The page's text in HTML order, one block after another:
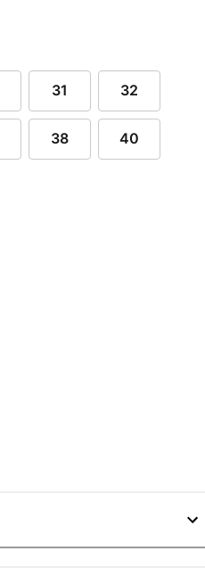
31 32
38 40